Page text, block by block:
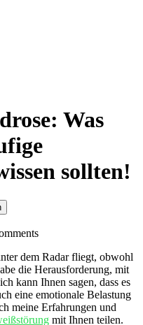
Was
sollten!
dem Radar fliegt, obwohl⁢
die Herausforderung, mit
kann Ihnen sagen, dass es
eine emotionale Belastung
meine Erfahrungen und
mit Ihnen teilen.